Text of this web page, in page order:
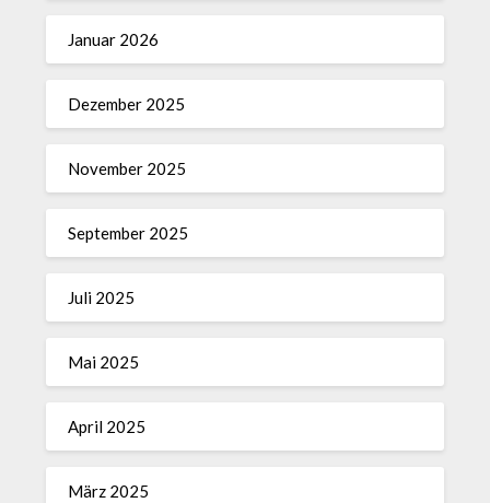
Januar 2026
Dezember 2025
November 2025
September 2025
Juli 2025
Mai 2025
April 2025
März 2025